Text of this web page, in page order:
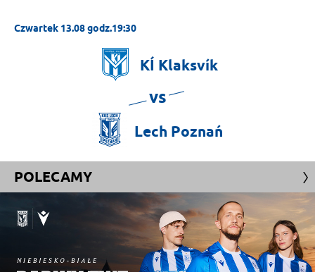
Czwartek 13.08 godz.19:30
KÍ Klaksvík
vs
Lech Poznań
POLECAMY